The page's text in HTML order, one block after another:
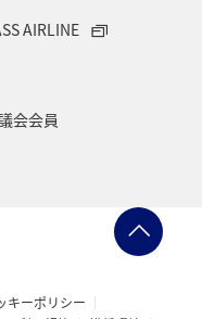
AIRLINE
会会員
キーポリシー